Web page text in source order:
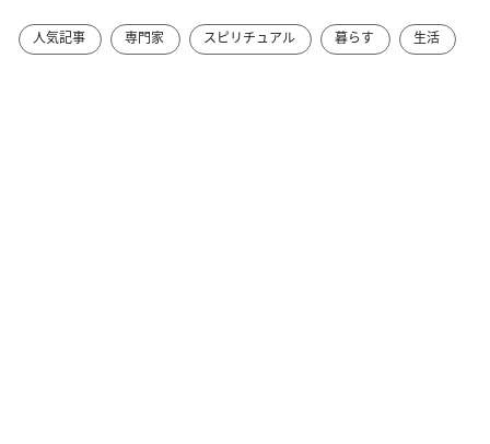
人気記事 専門家 スピリチュアル 暮らす 生活